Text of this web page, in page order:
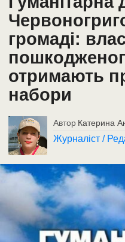
громаді:
отримають
набори
Автор Катерина
Журналіст /